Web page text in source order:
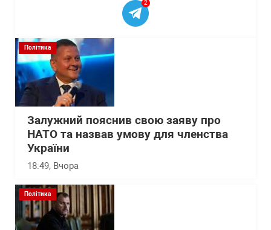
2
Політика
Залужний пояснив свою заяву про
НАТО та назвав умову для членства
України
18:49, Вчора
Політика